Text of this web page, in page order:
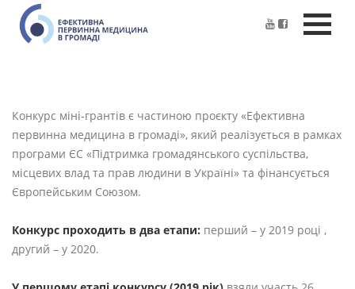
Конкурс міні-грантів є частиною проєкту «Ефективна
первинна медицина в громаді», який реалізується в рамках
програми ЄС «Підтримка громадянського суспільства,
місцевих влад та прав людини в Україні» та фінансується
Європейським Союзом.
Конкурс проходить в два етапи: перший – у 2019 році ,
другий – у 2020.